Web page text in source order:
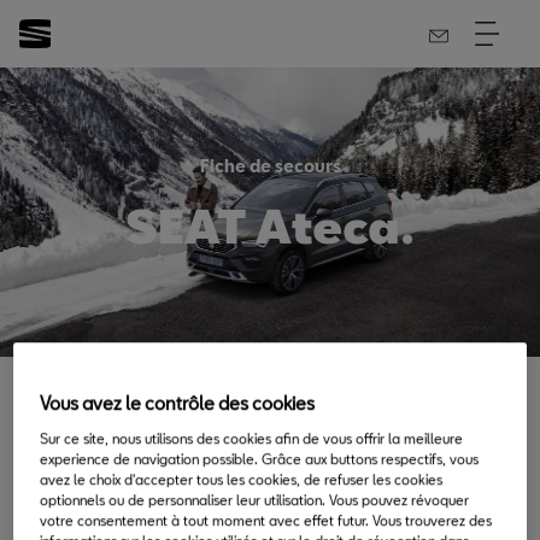
Fiche de secours
SEAT Ateca.
Quoi qu'il arrive en cours de route, nous tenons à ce que les
services d'urgence disposent de toutes les informations
techniques nécessaires concernant votre SEAT. Cela implique
l'accès aux procédures et opérations appropriées en cas
d'accident. Faites défiler la page vers le bas pour télécharger
Vous avez le contrôle des cookies
Sur ce site, nous utilisons des cookies afin de vous offrir la meilleure
experience de navigation possible. Grâce aux buttons respectifs, vous
avez le choix d'accepter tous les cookies, de refuser les cookies
optionnels ou de personnaliser leur utilisation. Vous pouvez révoquer
votre consentement à tout moment avec effet futur. Vous trouverez des